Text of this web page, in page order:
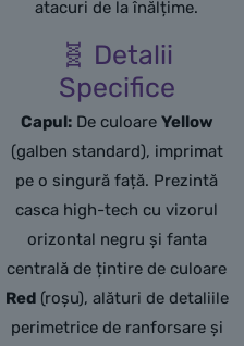
atacuri de la înălțime.
🧬 Detalii
Specifice
Capul:De culoare Yellow
(galben standard), imprimat
pe o singură față. Prezintă
casca high-tech cu vizorul
orizontal negru și fanta
centrală de țintire de culoare
Red(roșu), alături de detaliile
perimetrice de ranforsare și